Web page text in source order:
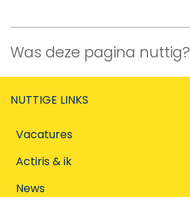
Was deze pagina nuttig?
NUTTIGE LINKS
Vacatures
Actiris & ik
News